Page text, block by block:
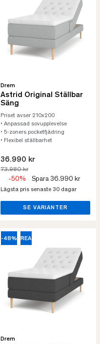
Drem
Astrid Original Ställbar
Säng
Priset avser 210x200
• Anpassad sovupplevelse
• 5-zoners pocketfjädring
• Flexibel ställbarhet
36.990 kr
73.980 kr
-50% Spara 36.990 kr
Lägsta pris senaste 30 dagar
SE VARIANTER
-48% REA
Drem